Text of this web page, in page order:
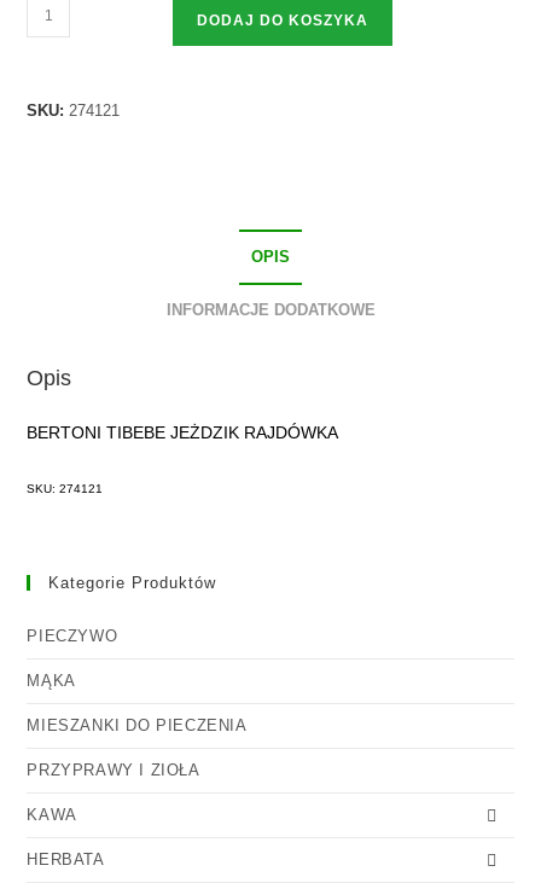
DODAJ DO KOSZYKA
SKU:274121
OPIS
INFORMACJE DODATKOWE
Opis
BERTONI TIBEBE JEŻDZIK RAJDÓWKA
SKU: 274121
Kategorie Produktów
PIECZYWO
MĄKA
MIESZANKI DO PIECZENIA
PRZYPRAWY I ZIOŁA
KAWA
HERBATA